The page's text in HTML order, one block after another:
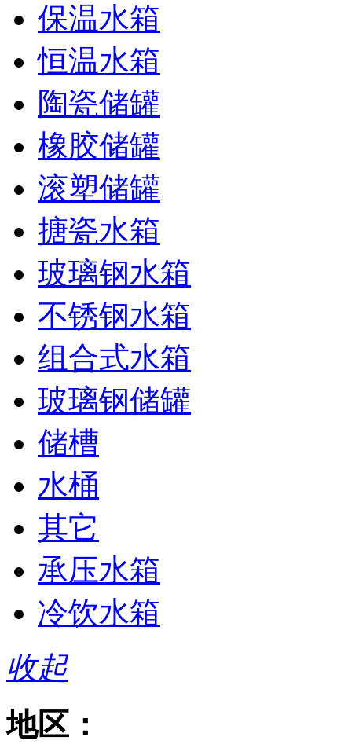
保温水箱
恒温水箱
陶瓷储罐
橡胶储罐
滚塑储罐
搪瓷水箱
玻璃钢水箱
不锈钢水箱
组合式水箱
玻璃钢储罐
储槽
水桶
其它
承压水箱
冷饮水箱
收起
地区：